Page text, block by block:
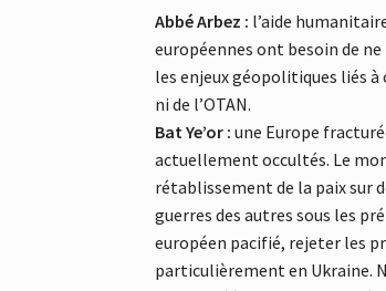
Abbé Arbez : l’aide
européennes ont besoin de
les enjeux géopolitiques liés à
ni de l’OTAN.
Bat Ye’or : une Europe
actuellement occultés. Le
rétablissement de la paix sur
guerres des autres sous les
européen pacifié, rejeter les
particulièrement en Ukraine.